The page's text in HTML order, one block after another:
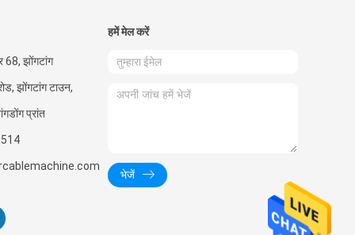
68, झोंगटांग
झोंगटांग टाउन,
प्रांत
हमें मेल करें
भेजें